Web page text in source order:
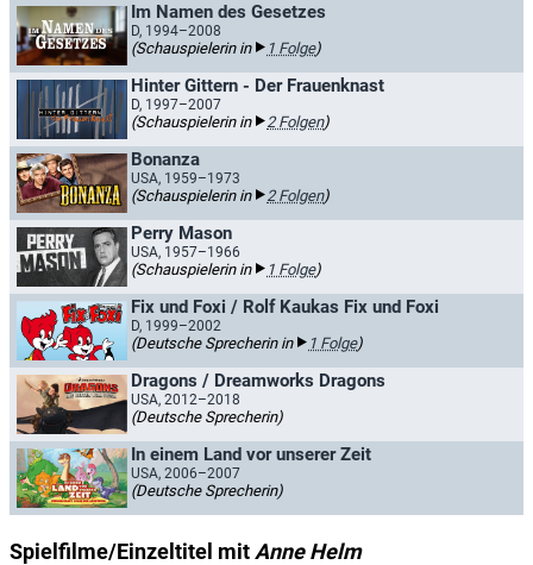
Im Namen des Gesetzes
D, 1994–2008
(Schauspielerin in 1 Folge)
Hinter Gittern - Der Frauenknast
D, 1997–2007
(Schauspielerin in 2 Folgen)
Bonanza
USA, 1959–1973
(Schauspielerin in 2 Folgen)
Perry Mason
USA, 1957–1966
(Schauspielerin in 1 Folge)
Fix und Foxi / Rolf Kaukas Fix und Foxi
D, 1999–2002
(Deutsche Sprecherin in 1 Folge)
Dragons / Dreamworks Dragons
USA, 2012–2018
(Deutsche Sprecherin)
In einem Land vor unserer Zeit
USA, 2006–2007
(Deutsche Sprecherin)
Spielfilme/Einzeltitel mit Anne Helm